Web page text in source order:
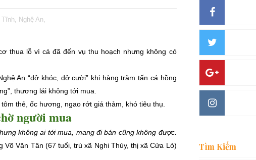
Tĩnh, Nghệ An,
thua lỗ vì cá đã đến vụ thu hoạch nhưng không có
An “dở khóc, dở cười” khi hàng trăm tấn cá hồng
thương lái không tới mua.
thẻ, ốc hương, ngao rớt giá thảm, khó tiêu thụ.
người mua
không ai tới mua, mang đi bán cũng không được.
Võ Văn Tân (67 tuổi, trú xã Nghi Thủy, thị xã Cửa Lò)
Tìm Kiếm